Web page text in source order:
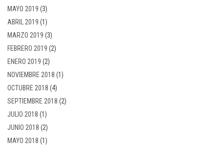
MAYO 2019 (3)
ABRIL 2019 (1)
MARZO 2019 (3)
FEBRERO 2019 (2)
ENERO 2019 (2)
NOVIEMBRE 2018 (1)
OCTUBRE 2018 (4)
SEPTIEMBRE 2018 (2)
JULIO 2018 (1)
JUNIO 2018 (2)
MAYO 2018 (1)